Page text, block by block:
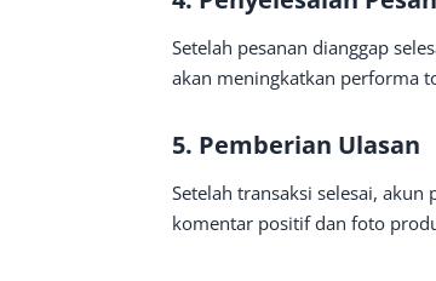
Setelah pesanan dianggap
akan meningkatkan performa
5. Pemberian Ulasan
Setelah transaksi selesai,
komentar positif dan foto